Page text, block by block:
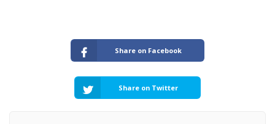
Share on Facebook
Share on Twitter